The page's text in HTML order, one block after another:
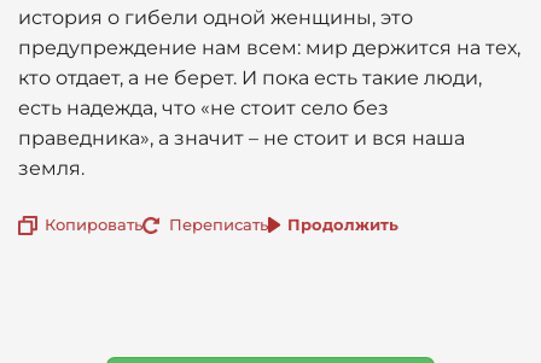
история о гибели одной женщины, это
предупреждение нам всем: мир держится на тех,
кто отдает, а не берет. И пока есть такие люди,
есть надежда, что «не стоит село без
праведника», а значит – не стоит и вся наша
земля.
Копировать Переписать Продолжить